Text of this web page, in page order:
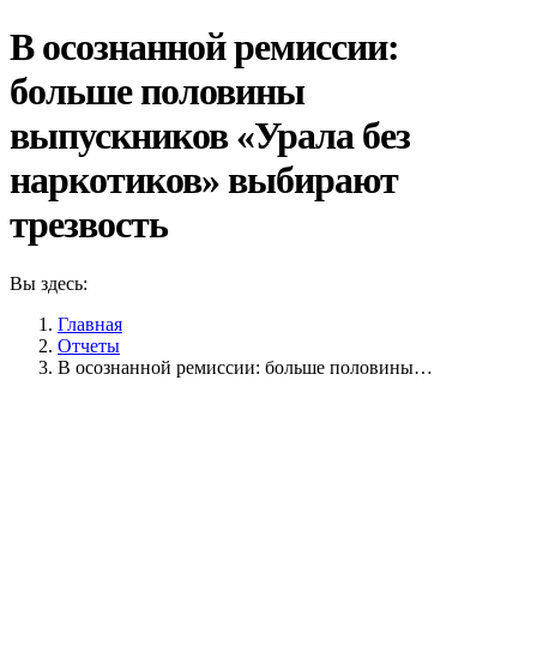
В осознанной ремиссии:
больше половины
выпускников «Урала без
наркотиков» выбирают
трезвость
Вы здесь:
Главная
Отчеты
В осознанной ремиссии: больше половины…